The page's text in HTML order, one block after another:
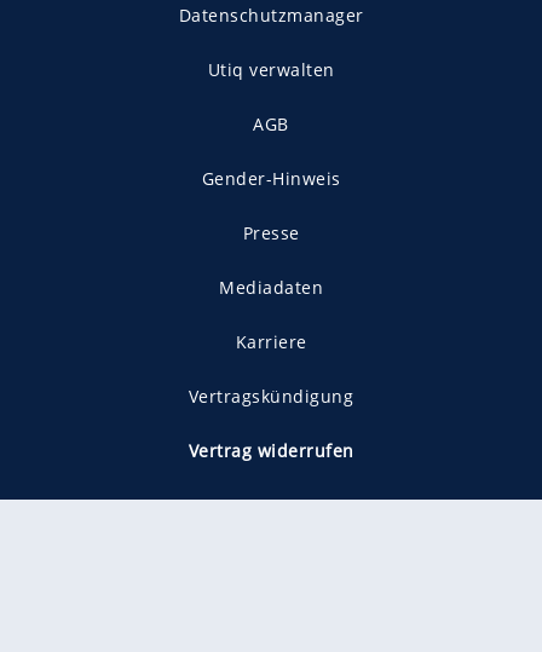
Datenschutzmanager
Utiq verwalten
AGB
Gender-Hinweis
Presse
Mediadaten
Karriere
Vertragskündigung
Vertrag widerrufen